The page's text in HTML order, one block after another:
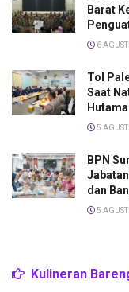
Barat
6
Tol
Saat
5
BPN
dan
5
Kulineran